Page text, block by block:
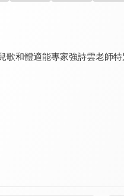
和體適能專家強詩雲老師